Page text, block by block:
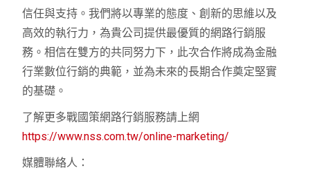
信任與支持。我們將以專業的態度、創新的思維以及
高效的執行力，為貴公司提供最優質的網路行銷服
務。相信在雙方的共同努力下，此次合作將成為金融
行業數位行銷的典範，並為未來的長期合作奠定堅實
的基礎。
了解更多戰國策網路行銷服務請上網
https://www.nss.com.tw/online-marketing/
媒體聯絡人：